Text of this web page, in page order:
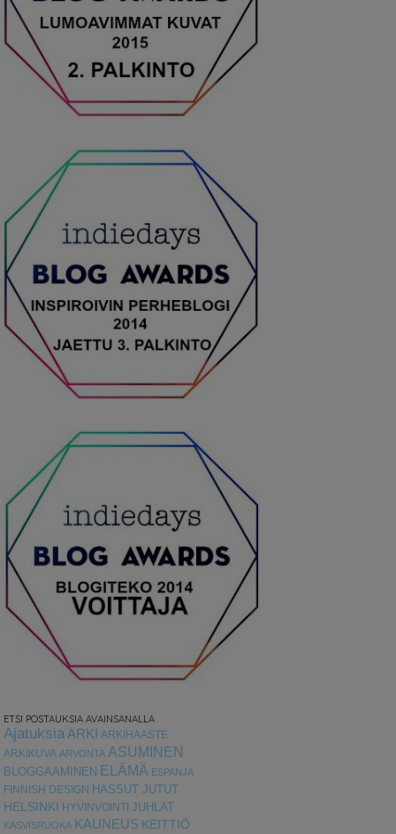
ETSI POSTAUKSIA AVAINSANALLA
AjatuksiaARKI ARKIHAASTE
ARKIKUVA ARVONTA ASUMINEN
BLOGGAAMINEN ELÄMÄ ESPANJA
FINNISH DESIGN HASSUT JUTUT
HELSINKI
HYVINVOINTI JUHLAT
KASVISRUOKA KAUNEUS KEITTIÖ